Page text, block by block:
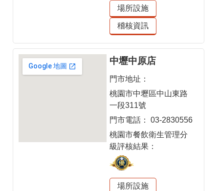
場所設施
稽核資訊
中壢中原店
門市地址：
桃園市中壢區中山東路
一段311號
門市電話：
03-2830556
桃園市餐飲衛生管理分
級評核結果：
場所設施